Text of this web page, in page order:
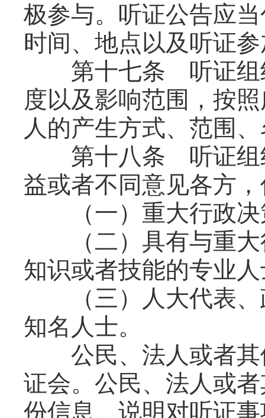
极参与。听证公告应
时间、地点以及听证
第十七条 听证组织
度以及影响范围，按
人的产生方式、范围
第十八条 听证组织
益或者不同意见各方
（一）重大行政决
（二）具有与重大
知识或者技能的专业
（三）人大代表、
知名人士。
公民、法人或者其
证会。公民、法人或
份信息、说明对听证